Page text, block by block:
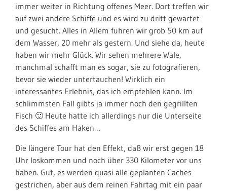
immer weiter in Richtung offenes Meer. Dort treffen wir
auf zwei andere Schiffe und es wird zu dritt gewartet
und gesucht. Alles in Allem fuhren wir grob 50 km auf
dem Wasser, 20 mehr als gestern. Und siehe da, heute
haben wir mehr Glück. Wir sehen mehrere Wale,
manchmal schafft man es sogar, sie zu fotografieren,
bevor sie wieder untertauchen! Wirklich ein
interessantes Erlebnis, das ich empfehlen kann. Im
schlimmsten Fall gibts ja immer noch den gegrillten
Fisch 🙂 Heute hatte ich allerdings nur die Unterseite
des Schiffes am Haken…
Die längere Tour hat den Effekt, daß wir erst gegen 18
Uhr loskommen und noch über 330 Kilometer vor uns
haben. Gut, es werden quasi alle geplanten Caches
gestrichen, aber aus dem reinen Fahrtag mit ein paar